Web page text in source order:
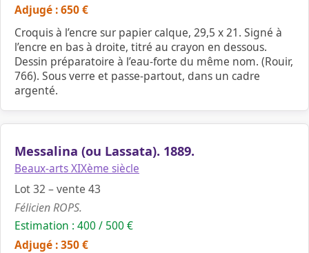
Adjugé : 650 €
Croquis à l’encre sur papier calque, 29,5 x 21. Signé à
l’encre en bas à droite, titré au crayon en dessous.
Dessin préparatoire à l’eau-forte du même nom. (Rouir,
766). Sous verre et passe-partout, dans un cadre
argenté.
Messalina (ou Lassata). 1889.
Beaux-arts XIXème siècle
Lot 32 – vente 43
Félicien ROPS.
Estimation : 400 / 500 €
Adjugé : 350 €